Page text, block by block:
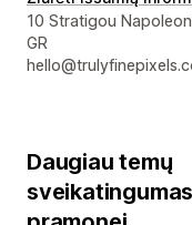
Kūrėjo kontaktiniai
10 Stratigou
GR
Daugiau temų
sveikatingumas